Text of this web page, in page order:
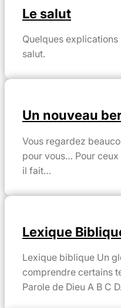
Le salut
Quelques
salut.
Un nouveau
Vous regardez
pour vous… Pour ceux
il fait…
Lexique
Lexique biblique Un
comprendre certains
Parole de Dieu A B C